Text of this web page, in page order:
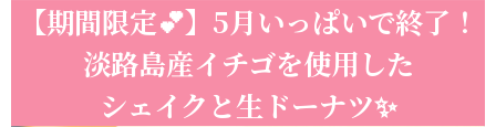
【期間限定💕】5月いっぱいで終了！
淡路島産イチゴを使用した
シェイクと生ドーナツ✨